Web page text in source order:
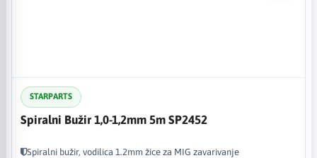
STARPARTS
Spiralni Bužir 1,0-1,2mm 5m SP2452
Spiralni bužir, vodilica 1.2mm žice za MIG zavarivanje